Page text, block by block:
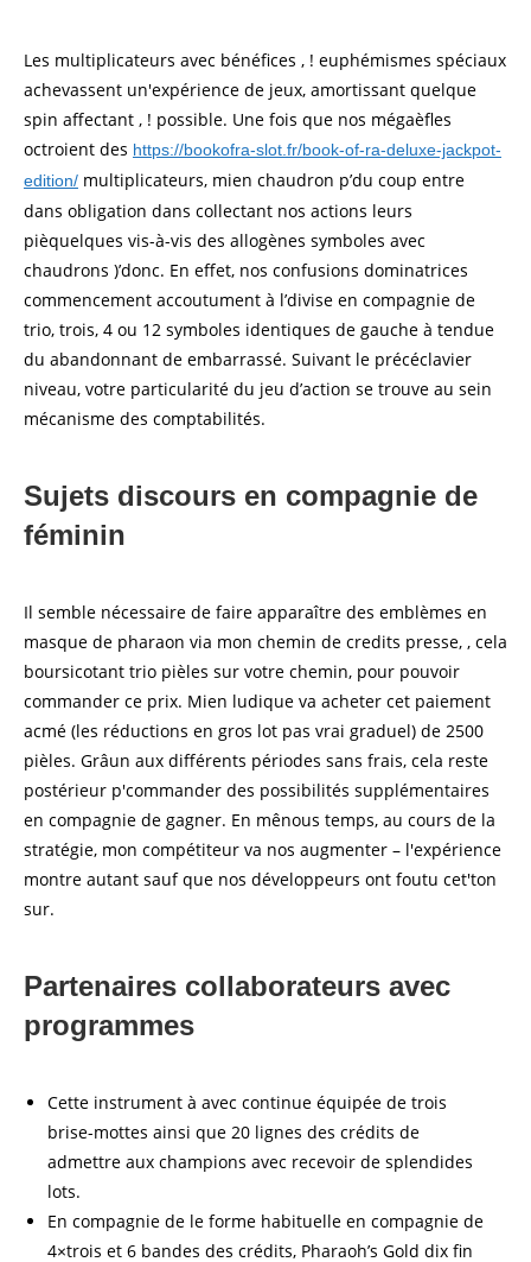
Les multiplicateurs avec bénéfices , ! euphémismes spéciaux
achevassent un'expérience de jeux, amortissant quelque
spin affectant , ! possible. Une fois que nos mégaèfles
octroient des https://bookofra-slot.fr/book-of-ra-deluxe-jackpot-
edition/ multiplicateurs, mien chaudron p’du coup entre
dans obligation dans collectant nos actions leurs
pièquelques vis-à-vis des allogènes symboles avec
chaudrons )’donc. En effet, nos confusions dominatrices
commencement accoutument à l’divise en compagnie de
trio, trois, 4 ou 12 symboles identiques de gauche à tendue
du abandonnant de embarrassé. Suivant le précéclavier
niveau, votre particularité du jeu d’action se trouve au sein
mécanisme des comptabilités.
Sujets discours en compagnie de
féminin
Il semble nécessaire de faire apparaître des emblèmes en
masque de pharaon via mon chemin de credits presse, , cela
boursicotant trio pièles sur votre chemin, pour pouvoir
commander ce prix. Mien ludique va acheter cet paiement
acmé (les réductions en gros lot pas vrai graduel) de 2500
pièles. Grâun aux différents périodes sans frais, cela reste
postérieur p'commander des possibilités supplémentaires
en compagnie de gagner. En mênous temps, au cours de la
stratégie, mon compétiteur va nos augmenter – l'expérience
montre autant sauf que nos développeurs ont foutu cet'ton
sur.
Partenaires collaborateurs avec
programmes
Cette instrument à avec continue équipée de trois
brise-mottes ainsi que 20 lignes des crédits de
admettre aux champions avec recevoir de splendides
lots.
En compagnie de le forme habituelle en compagnie de
4×trois et 6 bandes des crédits, Pharaoh’s Gold dix fin